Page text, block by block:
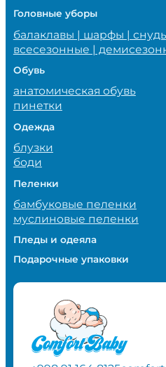
Головные уборы
балаклавы | шарфы |
всесезонные |
Обувь
анатомическая обувь
пинетки
Одежда
блузки
боди
Пеленки
бамбуковые пеленки
муслиновые пеленки
Пледы и одеяла
Подарочные упаковки